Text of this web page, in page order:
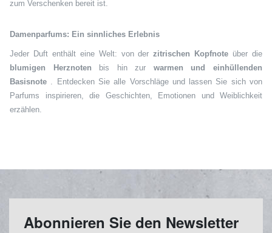
zum Verschenken bereit ist.
Damenparfums: Ein sinnliches Erlebnis
Jeder Duft enthält eine Welt: von derzitrischen Kopfnote über die
blumigen Herznoten bis hin zur warmen und einhüllenden
Basisnote . Entdecken Sie alle Vorschläge und lassen Sie sich von
Parfums inspirieren, die Geschichten, Emotionen und Weiblichkeit
erzählen.
Abonnieren Sie den Newsletter